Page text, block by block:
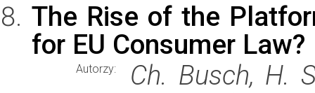
The Rise of the
for EU Consumer Law?
Autorzy:
Ch. Busch, H.